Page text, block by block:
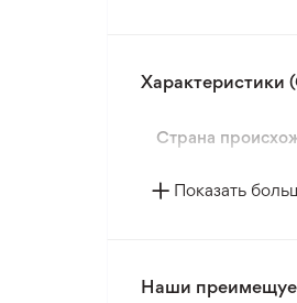
Страна
Показать
Наши